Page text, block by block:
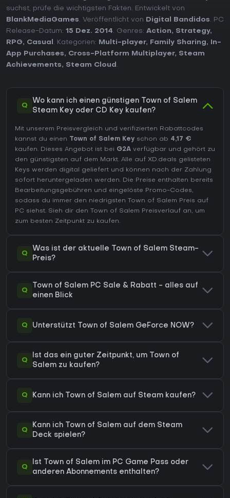
suchst, prüfe die wichtigsten Fakten. Entwickelt von
BlankMediaGames. Veröffentlicht von Digital Bandidos. PC
Release-Datum: 15 Dez. 2014. Genres: Action, Strategy,
RPG, Casual . Kategorien: Multi-player, Family Sharing,
In-
App Purchases, Cross-Platform Multiplayer, Steam
Achievements, Steam Cloud .
Q
Wo kann ich einen günstigen Town of Salem
Steam Key oder CD Key kaufen?
Mit unserem Preisvergleich und verifizierten Rabattcodes
kannst du einen
Town of Salem Key schon ab 4,17 €
kaufen. Dieses Angebot ist bei G2A verfügbar und gehört zu
den günstigsten auf dem Markt. Alle auf XD.deals gelisteten
Keys werden digital geliefert und können nach der Zahlung
sofort heruntergeladen werden. Die Preise enthalten bereits
Bearbeitungsgebühren und eingelöste Promo-Codes,
sodass du immer den niedrigsten Town of Salem Preis auf
PC siehst. Sieh dir den Town of Salem Preisverlauf an, um
zum besten Zeitpunkt zu kaufen.
Q
Was ist der aktuelle Town of Salem Steam-
Preis?
Q
Town of Salem PC Sale & Rabatt - alles auf
einen Blick
Q Unterstützt Town of Salem GeForce NOW?
Q
Ist das ein guter Zeitpunkt, um Town of
Salem zu kaufen?
Q Kann ich Town of Salem auf Steam kaufen?
Q
Kann ich Town of Salem auf dem Steam
Deck spielen?
Q
Ist Town of Salem im PC Game Pass oder
anderen Abonnements enthalten?